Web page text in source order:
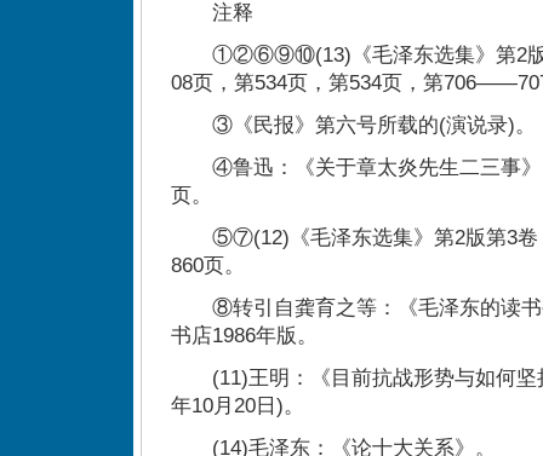
注释
①②⑥⑨⑩(13)《毛泽东选集》第2版第
08页，第534页，第534页，第
③《民报》第六号所载的(演说录)。
④鲁迅：《关于章太炎先生二三事》
页。
⑤⑦(12)《毛泽东选集》第2版第3卷
860页。
⑧转引自龚育之等：《毛泽东的读书
书店1986年版。
(11)王明：《目前抗战形势与如何坚
年10月20日)。
(14)毛泽东：《论十大关系》。